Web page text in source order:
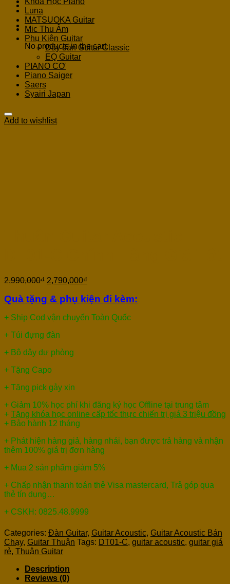
Cart
No products in the cart.
Luna
MATSUOKA Guitar
Mic Thu Âm
Phụ Kiện Guitar
Dây đàn Guitar Classic
EQ Guitar
PIANO CƠ
Piano Saiger
Saers
Syairi Japan
Add to wishlist
2,990,000₫ 2,790,000₫
Quà tặng & phụ kiện đi kèm:
+ Ship Cod vận chuyển Toàn Quốc
+ Túi đựng đàn
+ Bộ dây dự phòng
+ Tặng Capo
+ Tặng pick gảy xịn
+ Giảm 10% học phí khi đăng ký học Offline tại trung tâm
+ Tặng khóa học online cấp tốc thực chiến trị giá 3 triệu đồng
+ Bảo hành 12 tháng
+ Phát hiện hàng giả, hàng nhái, bạn được trả hàng và nhận
thêm 100% giá trị đơn hàng
+ Mua 2 sản phẩm giảm 5%
+ Chấp nhận thanh toán thẻ Visa mastercard, Trả góp qua
thẻ tín dụng…
+ CSKH: 0825.48.9999
Categories: Đàn Guitar, Guitar Acoustic, Guitar Acoustic Bán
Chạy, Guitar Thuận Tags: DT01-C, guitar acoustic, guitar giá
rẻ, Thuận Guitar
Description
Reviews (0)